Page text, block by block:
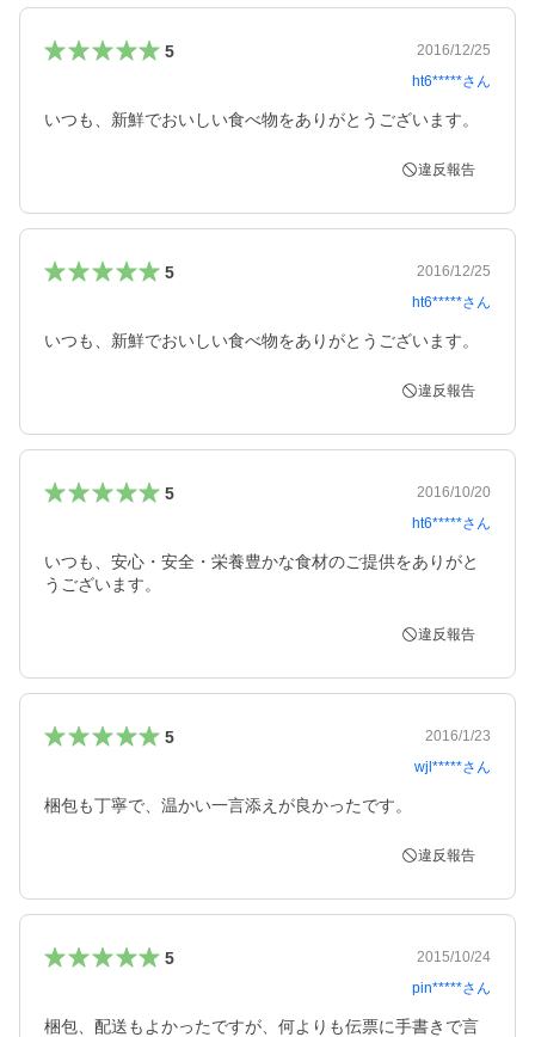
5
2016/12/25
ht6*****さん
いつも、新鮮でおいしい食べ物をありがとうございます。
違反報告
5
2016/12/25
ht6*****さん
いつも、新鮮でおいしい食べ物をありがとうございます。
違反報告
5
2016/10/20
ht6*****さん
いつも、安心・安全・栄養豊かな食材のご提供をありがと
うございます。
違反報告
5
2016/1/23
wjl*****さん
梱包も丁寧で、温かい一言添えが良かったです。
違反報告
5
2015/10/24
pin*****さん
梱包、配送もよかったですが、何よりも伝票に手書きで言